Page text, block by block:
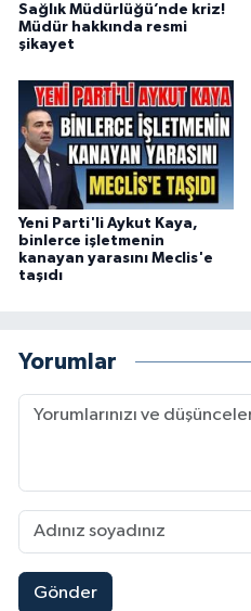
Sağlık Müdürlüğü’nde kriz!
Müdür hakkında resmi
şikayet
Yeni Parti'li Aykut Kaya,
binlerce işletmenin
kanayan yarasını Meclis'e
taşıdı
Yorumlar
Gönder